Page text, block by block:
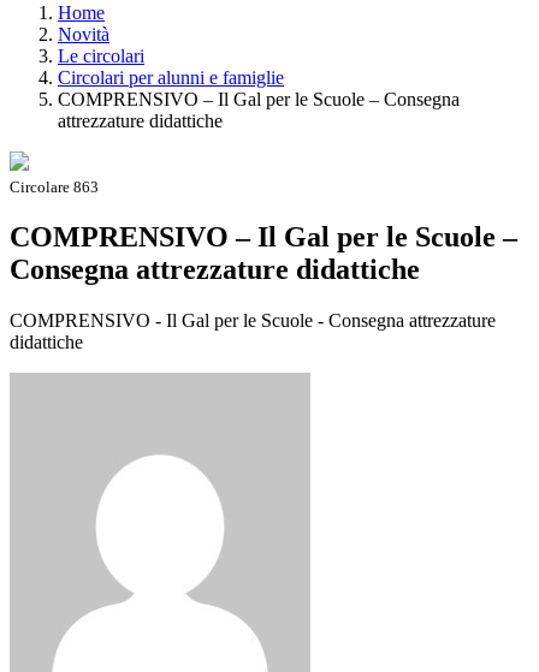
Home
Novità
Le circolari
Circolari per alunni e famiglie
COMPRENSIVO – Il Gal per le Scuole – Consegna
attrezzature didattiche
Circolare 863
COMPRENSIVO – Il Gal per le Scuole –
Consegna attrezzature didattiche
COMPRENSIVO - Il Gal per le Scuole - Consegna attrezzature
didattiche